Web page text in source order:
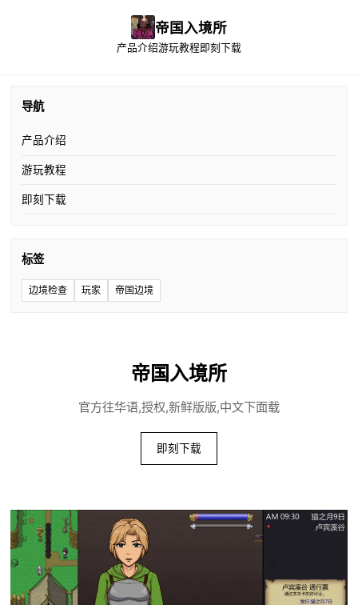
帝国入境所
产品介绍游玩教程 即刻下载
导航
产品介绍
游玩教程
即刻下载
标签
边境检查 玩家 帝国边境
帝国入境所
官方往华语,授权,新鲜版版,中文下面载
即刻下载